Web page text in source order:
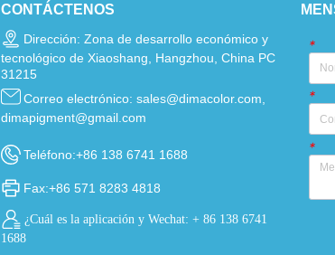
CONTÁCTENOS
Dirección: Zona de desarrollo económico y
tecnológico de Xiaoshang, Hangzhou, China PC
31215
Correo electrónico: sales@dimacolor.com,
dimapigment@gmail.com
Teléfono:+86 138 6741 1688
Fax:+86 571 8283 4818
¿Cuál es la aplicación y Wechat: + 86 138 6741
1688
*
*
*